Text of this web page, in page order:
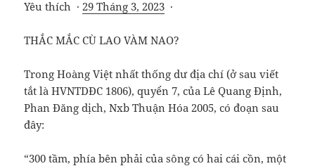
Yêu thích · 29 Tháng 3, 2023 ·
THẮC MẮC CÙ LAO VÀM NAO?
Trong Hoàng Việt nhất thống dư địa chí (ở sau viết
tắt là HVNTDĐC 1806), quyển 7, của Lê Quang Định,
Phan Đăng dịch, Nxb Thuận Hóa 2005, có đoạn sau
đây:
“300 tầm, phía bên phải của sông có hai cái cồn, một